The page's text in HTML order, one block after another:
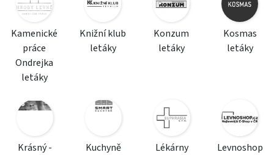
Kamenické
práce
Ondrejka
letáky
Knižní klub
letáky
Konzum
letáky
Kosmas
letáky
Krásný -
Kuchyně
Lékárny
Levnoshop